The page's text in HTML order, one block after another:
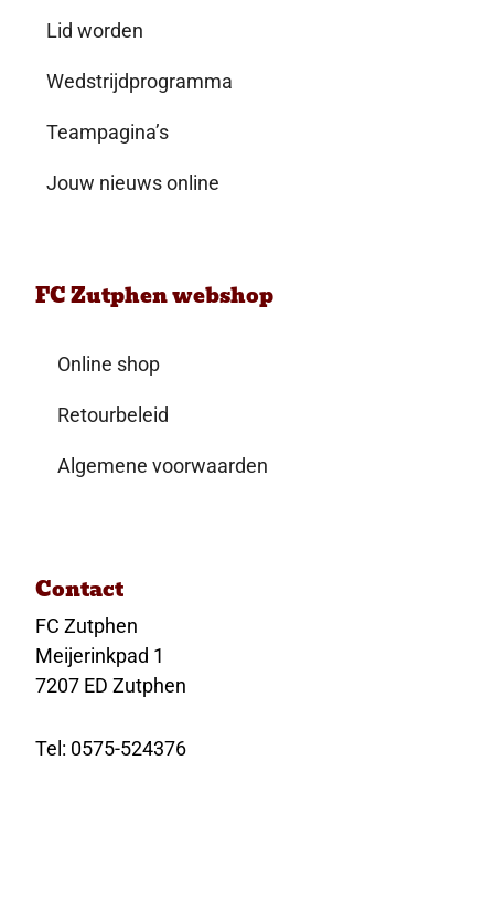
Lid worden
Wedstrijdprogramma
Teampagina’s
Jouw nieuws online
FC Zutphen webshop
Online shop
Retourbeleid
Algemene voorwaarden
Contact
FC Zutphen
Meijerinkpad 1
7207 ED Zutphen
Tel: 0575-524376